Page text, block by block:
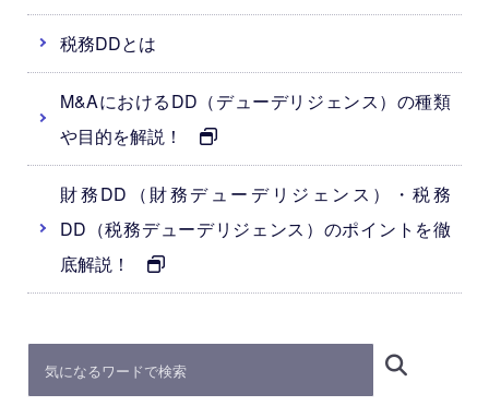
税務DDとは
M&AにおけるDD（デューデリジェンス）の種類
や目的を解説！
財務DD（財務デューデリジェンス）・税務
DD（税務デューデリジェンス）のポイントを徹
底解説！